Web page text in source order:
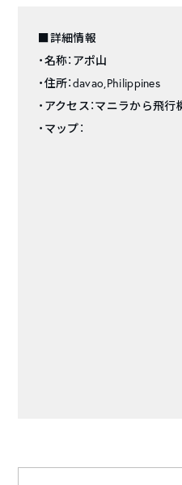
■詳細情報
・名称：アポ山
・住所：davao,Philippines
・アクセス：マニラから飛
・マップ：